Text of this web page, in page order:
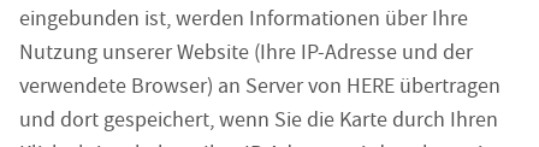
eingebunden ist, werden Informationen über Ihre
Nutzung unserer Website (Ihre IP-Adresse und der
verwendete Browser) an Server von HERE übertragen
und dort gespeichert, wenn Sie die Karte durch Ihren